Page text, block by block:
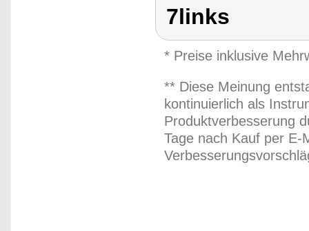
7links
* Preise inklusive
** Diese Meinung
kontinuierlich als
Produktverbesserung
Tage nach Kauf per E-